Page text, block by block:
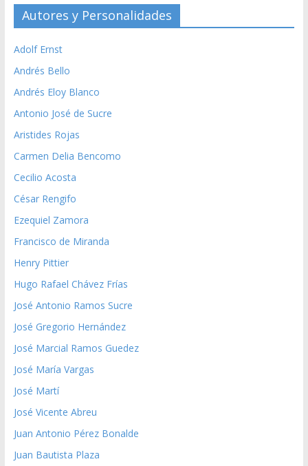
Autores y Personalidades
Adolf Ernst
Andrés Bello
Andrés Eloy Blanco
Antonio José de Sucre
Aristides Rojas
Carmen Delia Bencomo
Cecilio Acosta
César Rengifo
Ezequiel Zamora
Francisco de Miranda
Henry Pittier
Hugo Rafael Chávez Frías
José Antonio Ramos Sucre
José Gregorio Hernández
José Marcial Ramos Guedez
José María Vargas
José Martí
José Vicente Abreu
Juan Antonio Pérez Bonalde
Juan Bautista Plaza